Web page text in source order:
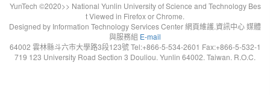
YunTech ©2020>> National Yunlin University of Science and Technology Bes
t Viewed in Firefox or Chrome.
Designed by Information Technology Services Center 網頁維護.資訊中心 媒體
與服務組 E-mail
64002 雲林縣斗六市大學路3段123號 Tel:+866-5-534-2601 Fax:+866-5-532-1
719 123 University Road Section 3 Douliou. Yunlin 64002. Taiwan. R.O.C.